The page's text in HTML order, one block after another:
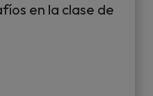
en la clase de